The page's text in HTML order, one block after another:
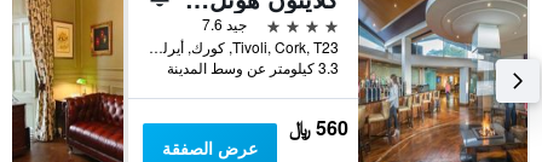
4 نجوم
جيد 7.6
Tivoli, Cork, T23, كورك, أيرلندا
3.3 كيلومتر عن وسط المدينة
560 ﷼
عرض الصفقة